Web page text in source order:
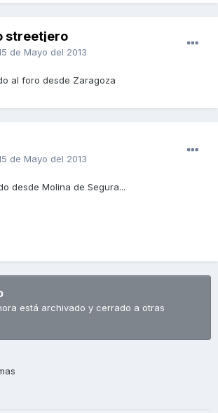
streetjero
de Mayo del 2013
al foro desde Zaragoza
de Mayo del 2013
desde Molina de Segura...
está archivado y cerrado a otras